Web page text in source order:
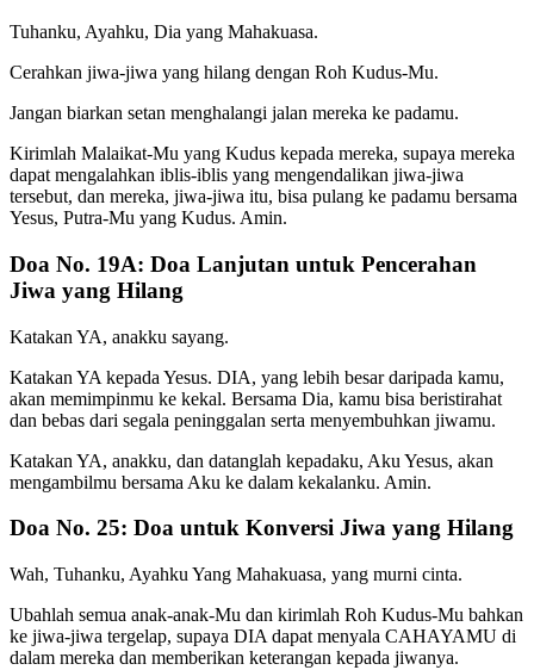
Tuhanku, Ayahku, Dia yang Mahakuasa.
Cerahkan jiwa-jiwa yang hilang dengan Roh Kudus-Mu.
Jangan biarkan setan menghalangi jalan mereka ke padamu.
Kirimlah Malaikat-Mu yang Kudus kepada mereka, supaya mereka
dapat mengalahkan iblis-iblis yang mengendalikan jiwa-jiwa
tersebut, dan mereka, jiwa-jiwa itu, bisa pulang ke padamu bersama
Yesus, Putra-Mu yang Kudus. Amin.
Doa No. 19A: Doa Lanjutan untuk Pencerahan
Jiwa yang Hilang
Katakan YA, anakku sayang.
Katakan YA kepada Yesus. DIA, yang lebih besar daripada kamu,
akan memimpinmu ke kekal. Bersama Dia, kamu bisa beristirahat
dan bebas dari segala peninggalan serta menyembuhkan jiwamu.
Katakan YA, anakku, dan datanglah kepadaku, Aku Yesus, akan
mengambilmu bersama Aku ke dalam kekalanku. Amin.
Doa No. 25: Doa untuk Konversi Jiwa yang Hilang
Wah, Tuhanku, Ayahku Yang Mahakuasa, yang murni cinta.
Ubahlah semua anak-anak-Mu dan kirimlah Roh Kudus-Mu bahkan
ke jiwa-jiwa tergelap, supaya DIA dapat menyala CAHAYAMU di
dalam mereka dan memberikan keterangan kepada jiwanya.